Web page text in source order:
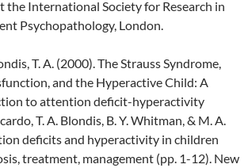
the International Society for Research in
Psychopathology, London.
T. A. (2000). The Strauss Syndrome,
and the Hyperactive Child: A
to attention deficit-hyperactivity
T. A. Blondis, B. Y. Whitman, & M. A.
deficits and hyperactivity in children
treatment, management (pp. 1-12). New